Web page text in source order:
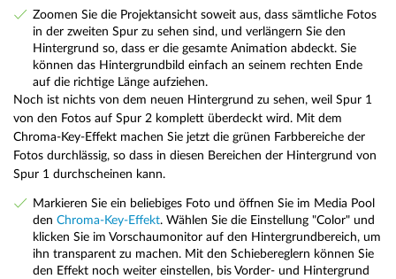
Zoomen Sie die Projektansicht soweit aus, dass sämtliche Fotos
in der zweiten Spur zu sehen sind, und verlängern Sie den
Hintergrund so, dass er die gesamte Animation abdeckt. Sie
können das Hintergrundbild einfach an seinem rechten Ende
auf die richtige Länge aufziehen.
Noch ist nichts von dem neuen Hintergrund zu sehen, weil Spur 1
von den Fotos auf Spur 2 komplett überdeckt wird. Mit dem
Chroma-Key-Effekt machen Sie jetzt die grünen Farbbereiche der
Fotos durchlässig, so dass in diesen Bereichen der Hintergrund von
Spur 1 durchscheinen kann.
Markieren Sie ein beliebiges Foto und öffnen Sie im Media Pool
den Chroma-Key-Effekt. Wählen Sie die Einstellung "Color" und
klicken Sie im Vorschaumonitor auf den Hintergrundbereich, um
ihn transparent zu machen. Mit den Schiebereglern können Sie
den Effekt noch weiter einstellen, bis Vorder- und Hintergrund